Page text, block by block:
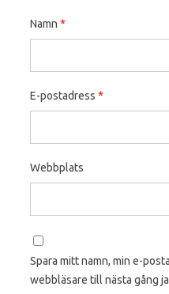
Namn *
E-postadress *
Webbplats
Spara mitt namn, min e-
webbläsare till nästa gång